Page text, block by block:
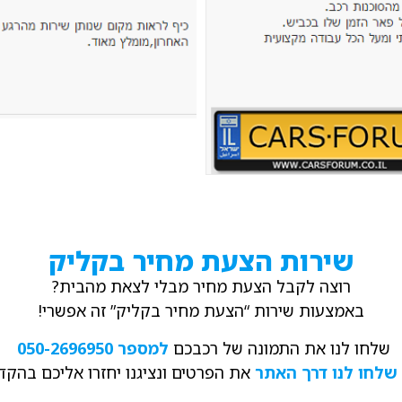
שירות הצעת מחיר בקליק
רוצה לקבל הצעת מחיר מבלי לצאת מהבית?
באמצעות שירות “הצעת מחיר בקליק” זה אפשרי!
שלחו לנו את התמונה של רכבכם למספר 050-2696950
שלחו לנו דרך האתר את הפרטים ונציגנו יחזרו אליכם